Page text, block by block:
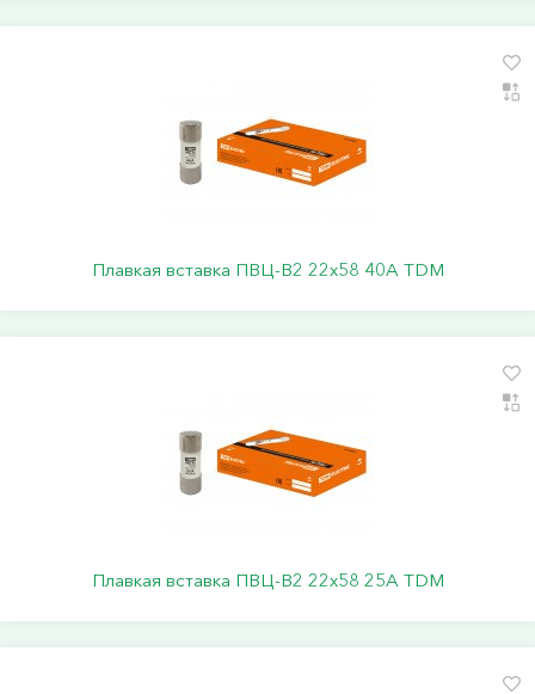
Плавкая вставка ПВЦ-В2 22х58 40А TDM
Плавкая вставка ПВЦ-В2 22х58 25А TDM